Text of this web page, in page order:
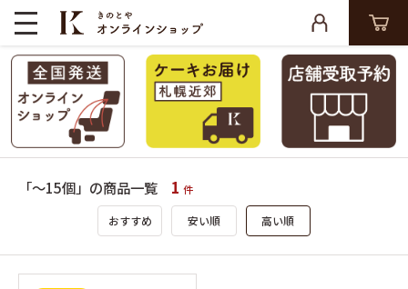
「～15個」の商品一覧 1 件
おすすめ 安い順 高い順